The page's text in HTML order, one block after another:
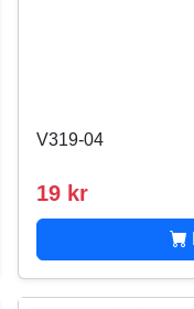
V319-04
19 kr